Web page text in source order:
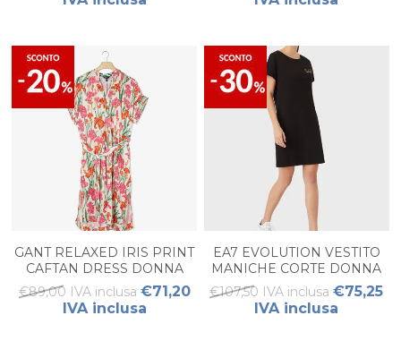
GANT RELAXED IRIS PRINT
CAFTAN DRESS DONNA
€89,00 IVA inclusa €71,20
IVA inclusa
EA7 EVOLUTION VESTITO
MANICHE CORTE DONNA
€107,50 IVA inclusa €75,25
IVA inclusa